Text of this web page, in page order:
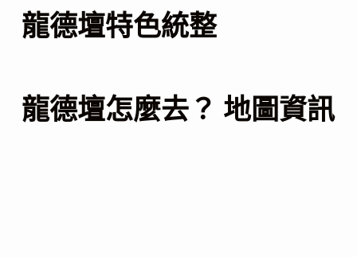
龍德壇特色統整
龍德壇怎麼去？ 地圖資訊